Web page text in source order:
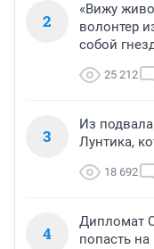
2
«Вижу
волонтер
собой
25 212
3
Из
Лунтика,
18 692
4
Дипломат
попасть